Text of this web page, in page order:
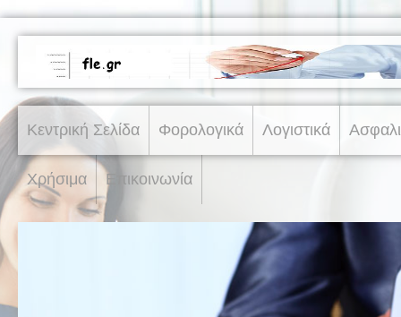
Κεντρική Σελίδα Φορολογικά Λογιστικά
Χρήσιμα Επικοινωνία